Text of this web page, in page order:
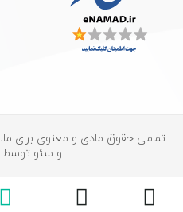
تمامی حقوق مادی و معنوی برای
و سئو توسط